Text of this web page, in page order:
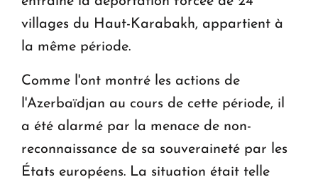
villages du Haut-Karabakh, appartient à
la même période.
Comme l'ont montré les actions de
l'Azerbaïdjan au cours de cette période, il
a été alarmé par la menace de non-
reconnaissance de sa souveraineté par les
États européens. La situation était telle